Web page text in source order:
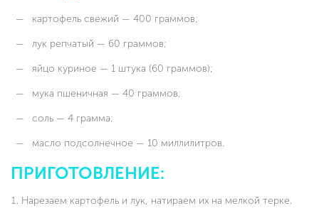
картофель свежий — 400 граммов;
лук репчатый — 60 граммов;
яйцо куриное — 1 штука (60 граммов);
мука пшеничная — 40 граммов;
соль — 4 грамма;
масло подсолнечное — 10 миллилитров.
ПРИГОТОВЛЕНИЕ:
Нарезаем картофель и лук, натираем их на мелкой терке.